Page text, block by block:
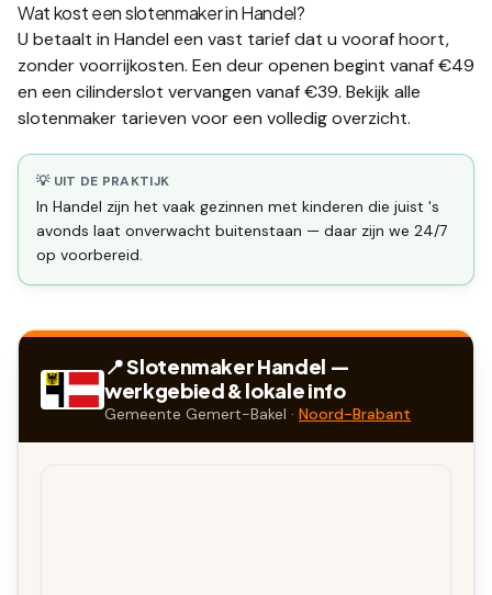
Wat kost een slotenmaker inHandel?
U betaalt in Handel een vast tarief dat u vooraf hoort,
zonder voorrijkosten. Een deur openen begint vanaf €49
en een cilinderslot vervangen vanaf €39. Bekijk alle
slotenmaker tarieven voor een volledig overzicht.
💡 UIT DE PRAKTIJK
In Handel zijn het vaak gezinnen met kinderen die juist 's
avonds laat onverwacht buitenstaan — daar zijn we 24/7
op voorbereid.
📍 SlotenmakerHandel —
werkgebied & lokale info
GemeenteGemert-Bakel ·Noord-Brabant